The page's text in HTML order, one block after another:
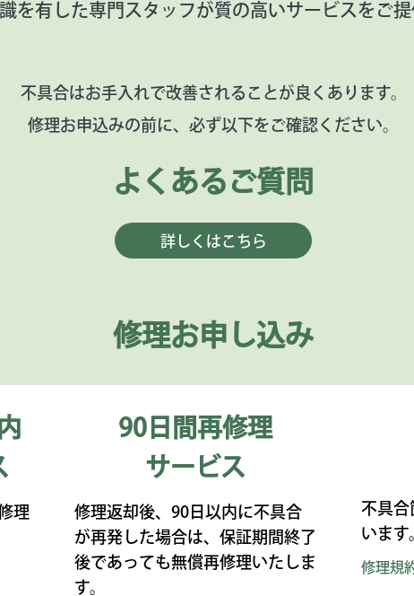
を有した専門スタッフが質の高いサービスをご
不具合はお手入れで改善されることが良くあります。
修理お申込みの前に、必ず以下をご確認ください。
よくあるご質問
詳しくはこちら
修理お申し込み
理
90日間再修理
サービス
修理返却後、90日以内に不具合
が再発した場合は、保証期間終了
後であっても無償再修理いたしま
す。
不具合
います
修理規